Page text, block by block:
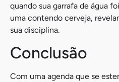
quando sua garrafa de água
uma contendo cerveja,
sua disciplina.
Conclusão
Com uma agenda que se